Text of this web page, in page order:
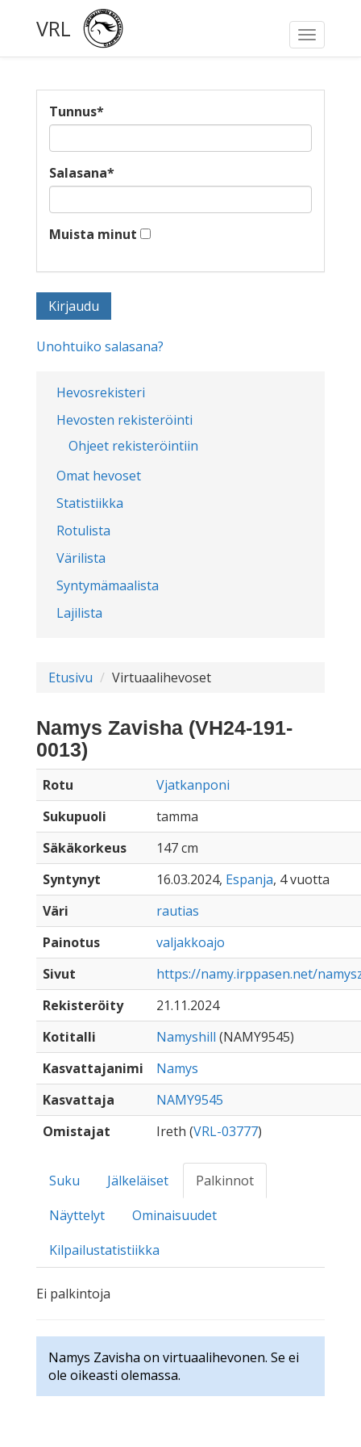
Toggle
VRL
Hevosrekisteri
Hevosten rekisteröinti
Ohjeet rekisteröintiin
Omat hevoset
Statistiikka
Rotulista
Värilista
Syntymämaalista
Lajilista
Tunnus*
Salasana*
Muista minut
Unohtuiko salasana?
Etusivu Virtuaalihevoset
Namys Zavisha (VH24-191-
0013)
Rotu
Vjatkanponi
Sukupuoli
tamma
Säkäkorkeus
147 cm
Syntynyt
16.03.2024, Espanja, 4 vuotta
Väri
rautias
Painotus
valjakkoajo
Sivut
https://namy.irppasen.net/
Rekisteröity
21.11.2024
Kotitalli
Namyshill (NAMY9545)
Kasvattajanimi
Namys
Kasvattaja
NAMY9545
Omistajat
Ireth (VRL-03777)
Suku Jälkeläiset
Palkinnot
Näyttelyt
Ominaisuudet
Kilpailustatistiikka
Ei palkintoja
Namys Zavisha on virtuaalihevonen. Se ei
ole oikeasti olemassa.